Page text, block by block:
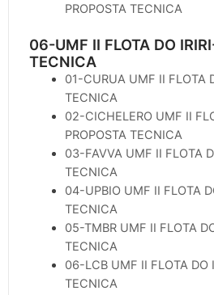
PROPOSTA TECNICA
06-UMF II FLOTA DO
TECNICA
01-CURUA UMF II FLOTA
TECNICA
02-CICHELERO UMF II
PROPOSTA TECNICA
03-FAVVA UMF II FLOTA
TECNICA
04-UPBIO UMF II FLOTA
TECNICA
05-TMBR UMF II FLOTA
TECNICA
06-LCB UMF II FLOTA DO
TECNICA